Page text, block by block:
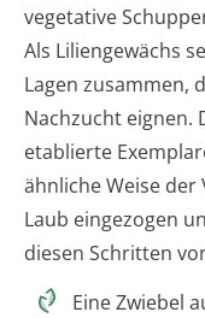
vegetative
Als Liliengewächs
Lagen zusammen,
Nachzucht eignen.
etablierte
ähnliche Weise
Laub eingezogen
diesen Schritten
Eine Zwiebel